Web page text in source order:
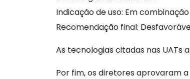
Indicação de uso: Em
Recomendação final:
As tecnologias citadas nas UATs
Por fim, os diretores aprovaram